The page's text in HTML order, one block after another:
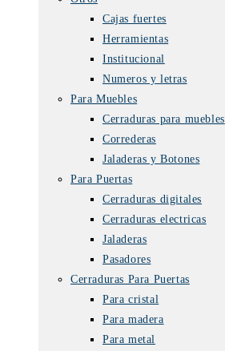
Cajas fuertes
Herramientas
Institucional
Numeros y letras
Para Muebles
Cerraduras para muebles
Correderas
Jaladeras y Botones
Para Puertas
Cerraduras digitales
Cerraduras electricas
Jaladeras
Pasadores
Cerraduras Para Puertas
Para cristal
Para madera
Para metal